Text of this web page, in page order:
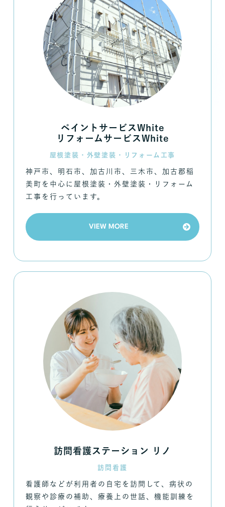
ペイントサービスWhite
リフォームサービスWhite
屋根塗装・外壁塗装・リフォーム工事
神戸市、明石市、加古川市、三木市、加古郡稲
美町を中心に屋根塗装・外壁塗装・リフォーム
工事を行っています。
VIEW MORE
訪問看護ステーション リノ
訪問看護
看護師などが利用者の自宅を訪問して、病状の
観察や診療の補助、療養上の世話、機能訓練を